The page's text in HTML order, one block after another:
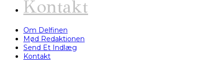
Kontakt
Om Delfinen
Mød Redaktionen
Send Et Indlæg
Kontakt